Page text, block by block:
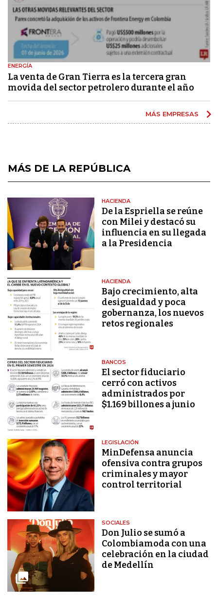
ENERGÍA
La venta de Gran Tierra es la tercera gran
movida del sector petrolero durante el año
MÁS EMPRESAS
MÁS DE LA REPÚBLICA
HACIENDA
De la Espriella se reúne
con Milei y destacó su
influencia en su llegada
a la Presidencia
HACIENDA
Bajo crecimiento, alta
desigualdad y poca
gobernanza, los nuevos
retos regionales
BANCOS
El sector fiduciario
cerró con activos
administrados por
$1.169 billones a junio
LEGISLACIÓN
MinDefensa anuncia
ofensiva contra grupos
criminales y mayor
control territorial
SOCIALES
Don Julio se sumó a
Colombiamoda con una
celebración en la ciudad
de Medellín